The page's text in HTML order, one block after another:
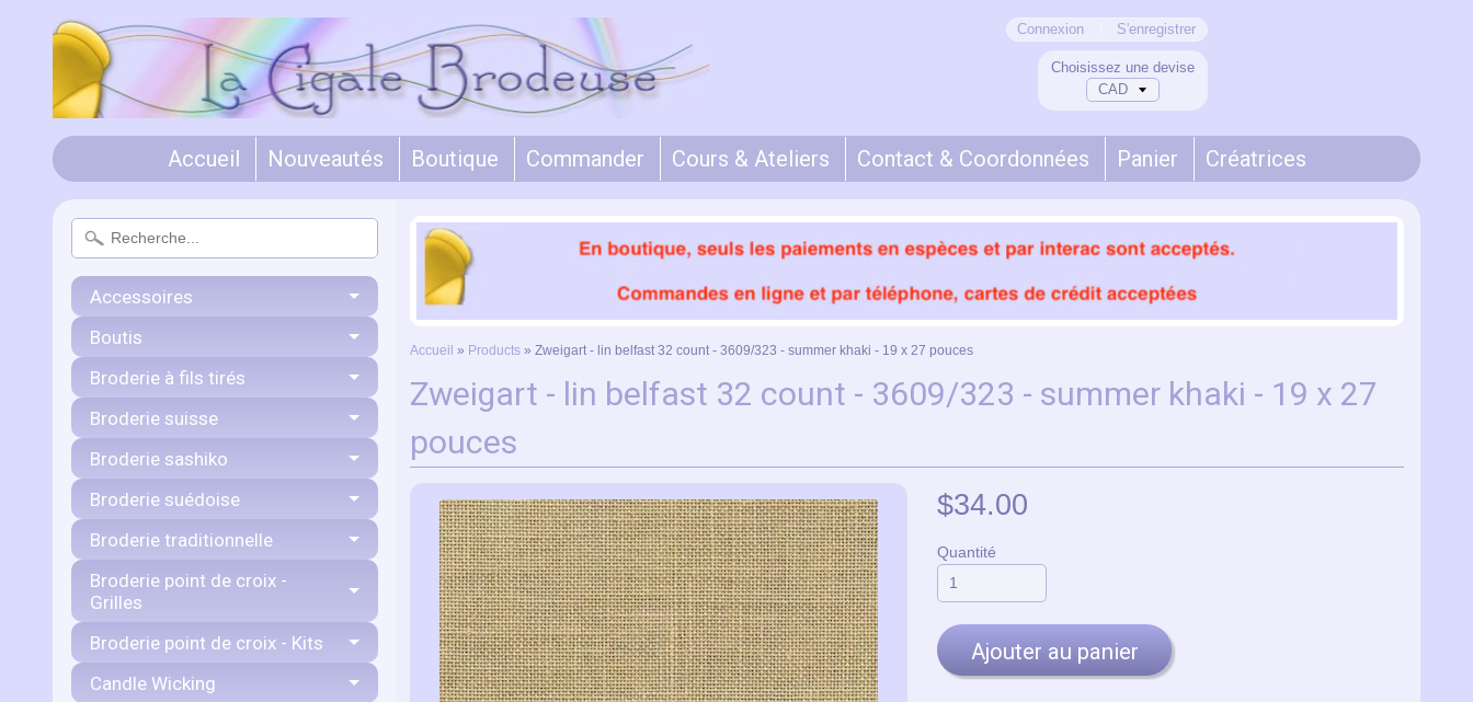
Choisissez une devise
Connexion S'enregistrer
Accueil Nouveautés Boutique Commander Cours & Ateliers Contact & Coordonnées Panier Créatrices
Accessoires
Boutis
Broderie à fils tirés
Broderie suisse
Broderie sashiko
Broderie suédoise
Broderie traditionnelle
Broderie point de croix -
Grilles
Broderie point de croix - Kits
Candle Wicking
Accueil » Products » Zweigart - lin belfast 32 count - 3609/323 - summer khaki - 19 x 27 pouces
Zweigart - lin belfast 32 count - 3609/323 - summer khaki - 19 x 27
pouces
$34.00
Quantité
Ajouter au panier